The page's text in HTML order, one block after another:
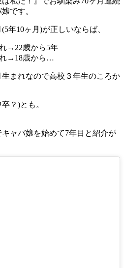
です。
年10ヶ月)が正しいならば、
→22歳から5年
れ→18歳から…
まれなので高校３年生のころか
？)とも。
ャバ嬢を始めて7年目と紹介が